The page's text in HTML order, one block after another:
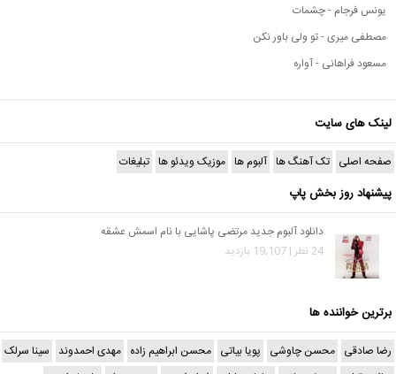
یونس فرجام - چشمات
مصطفی میری - تو ولی باور نکن
مسعود فراهانی - آواره
لینک های سایت
صفحه اصلی تک آهنگ ها آلبوم ها موزیک ویدئو ها تبلیغات
پیشنهاد روز بخش پاپ
دانلود آلبوم جدید مرتضی پاشایی با نام اسمش عشقه
24 نظر | 19,107 بازدید
برترین خواننده ها
رضا صادقی محسن چاوشی پویا بیاتی محسن ابراهیم زاده مهدی احمدوند سینا سرلک